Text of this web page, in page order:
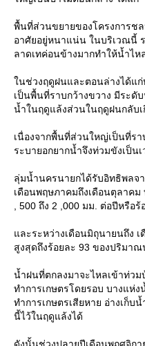
พื้นที่ส่วนขยายของโครงการช
อาศัยอยู่หนาแน่น ในบริเวณนี้
ลาดเทค่อนข้างมากทำให้น้ำไห
นช่วงฤดูฝนและตอนล่างได้แ
เป็นพื้นที่ราบกว้างขวาง มีระ
น้ำในฤดูแล้งส่วนในฤดูฝนกลับ
เนื่องจากพื้นที่ส่วนใหญ่เป็นที่ร
ระบายอกยากน้ำจึงท่วมขังเป็น
ลุ่มน้ำนครนายกได้รับอิทธิพลจ
เดือนพฤษภาคมถึงเดือนตุลาค
, 500 ถึง 2 ,000 มม. ต่อปีหรือร้
ละระหว่างเดือนมิถุนายนถึง
สูงสุดถึงร้อยละ 93 ของปริมาณ
น้ำฝนที่ตกลงมาจะไหลเข้าท่ว
ทำการเกษตรโดยรอบ บางแห่
ทำการเกษตรเสียหาย อ่างเก็บ
นี้ไว้ในฤดูแล้งได้